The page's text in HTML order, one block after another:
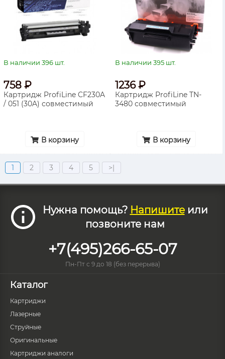
В наличии 396 шт.
758 ₽
Картридж ProfiLine CF230A
/ 051 (30A) совместимый
В корзину
В наличии 395 шт.
1236 ₽
Картридж ProfiLine TN-
3480 совместимый
В корзину
1 2 3 4 5 >|
Нужна помощь? Напишитеили
позвоните нам
+7(495)266-65-07
Пн-Пт с 9 до 18 (без перерыва)
Каталог
Картриджи
Лазерные
Струйные
Оригинальные
Картриджи аналоги